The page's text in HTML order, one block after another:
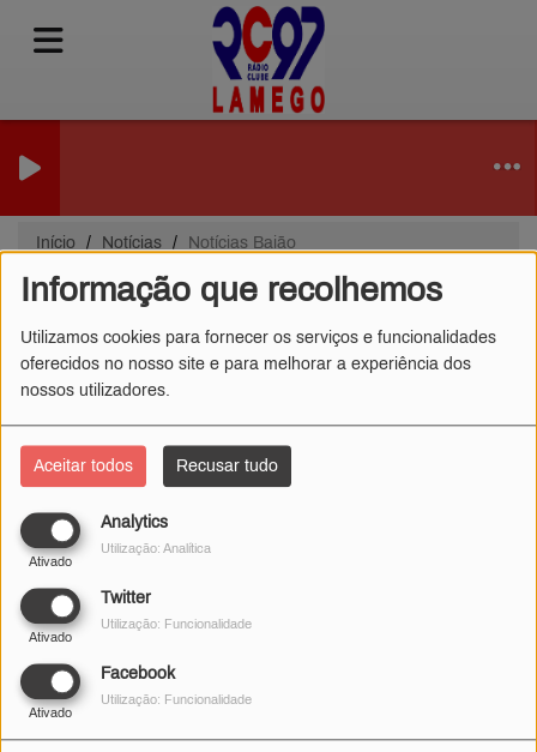
Informação que recolhemos
Utilizamos cookies para fornecer os serviços e funcionalidades
oferecidos no nosso site e para melhorar a experiência dos
nossos utilizadores.
Aceitar todos Recusar tudo
Analytics
Ativado
Utilização: Analítica
Twitter
Ativado
Utilização: Funcionalidade
Facebook
Ativado
Utilização: Funcionalidade
Início Notícias Notícias Baião
Notícias Baião